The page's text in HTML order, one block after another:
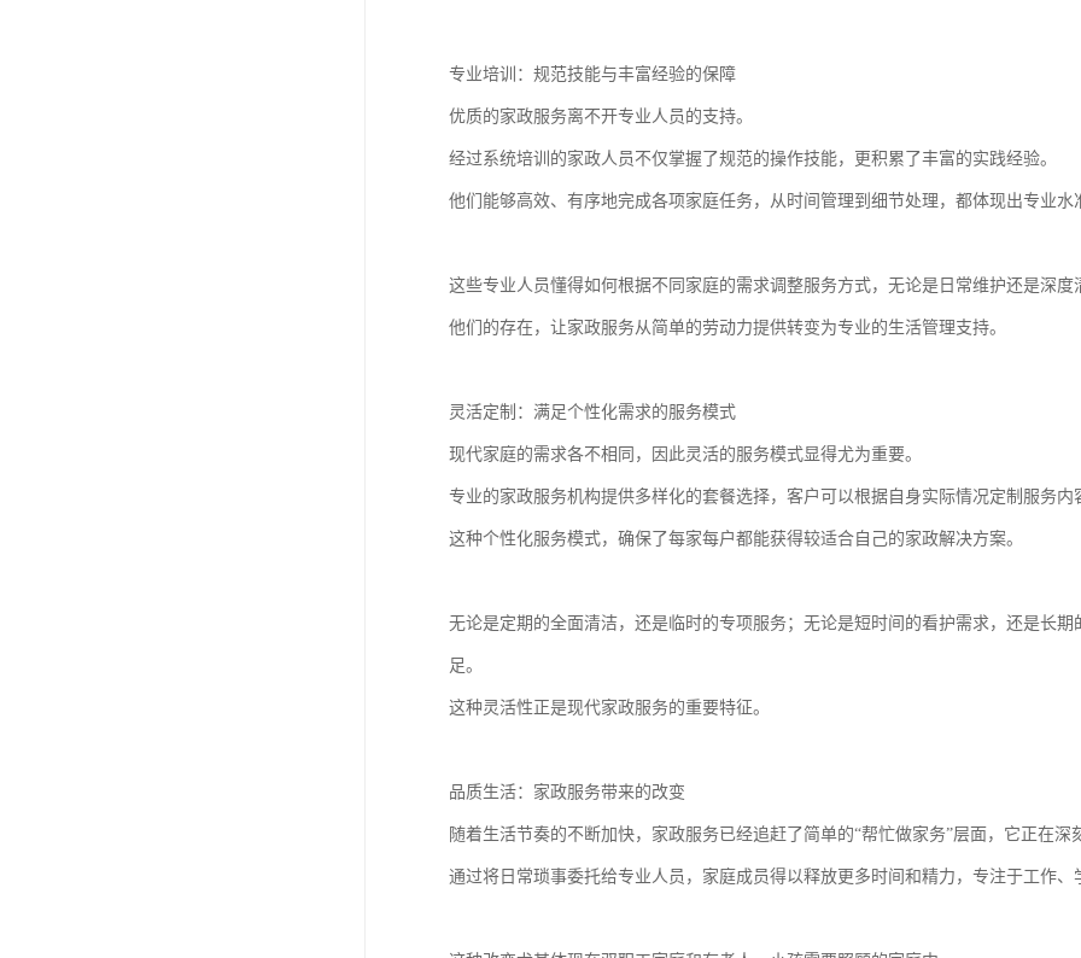
专业培训：规范技能与丰富经验的保障
优质的家政服务离不开专业人员的支持。
经过系统培训的家政人员不仅掌握了规范的操作技能，更积累了丰富的实践经验。
他们能够高效、有序地完成各项家庭任务，从时间管理到细节处理，都体现出专业水
这些专业人员懂得如何根据不同家庭的需求调整服务方式，无论是日常维护还是深
他们的存在，让家政服务从简单的劳动力提供转变为专业的生活管理支持。
灵活定制：满足个性化需求的服务模式
现代家庭的需求各不相同，因此灵活的服务模式显得尤为重要。
专业的家政服务机构提供多样化的套餐选择，客户可以根据自身实际情况定制服务内
这种个性化服务模式，确保了每家每户都能获得较适合自己的家政解决方案。
无论是定期的全面清洁，还是临时的专项服务；无论是短时间的看护需求，还是长
足。
这种灵活性正是现代家政服务的重要特征。
品质生活：家政服务带来的改变
随着生活节奏的不断加快，家政服务已经追赶了简单的“帮忙做家务”层面，它正在
通过将日常琐事委托给专业人员，家庭成员得以释放更多时间和精力，专注于工作、